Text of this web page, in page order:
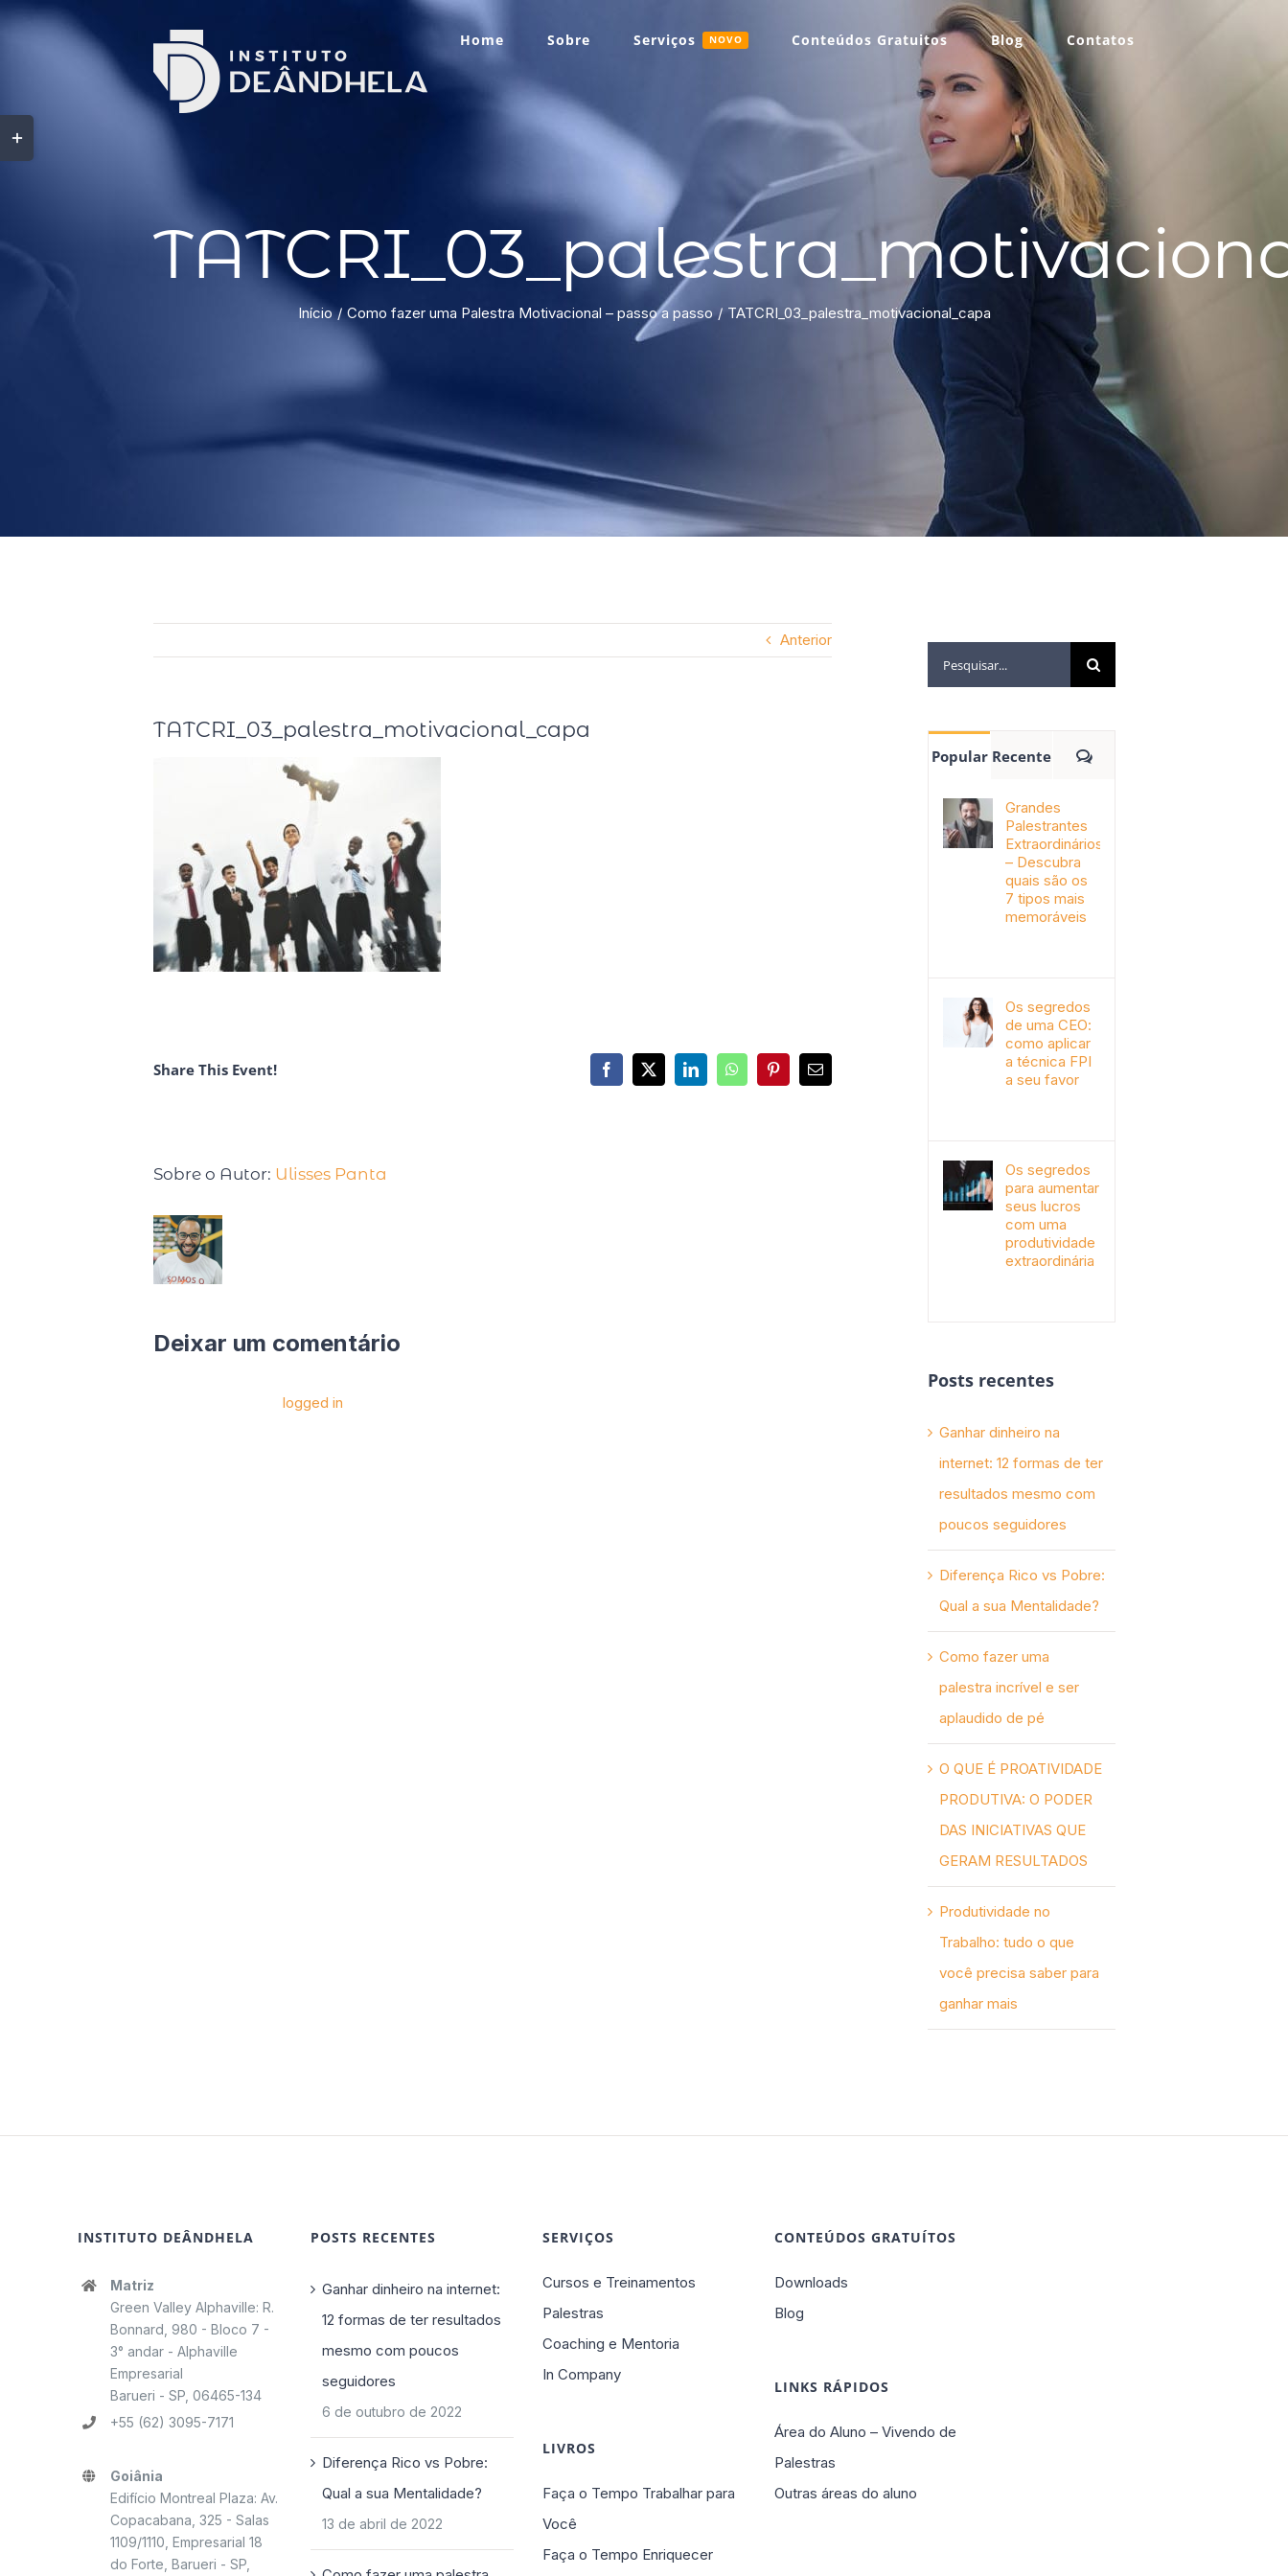
Home Sobre Serviços NOVO Conteúdos Gratuitos Blog Contatos
Início Como fazer uma Palestra Motivacional – passo a passo TATCRI_03_palestra_motivacional_capa
Anterior
TATCRI_03_palestra_motivacional_capa
Share This Event!
Sobre o Autor: Ulisses Panta
Deixar um comentário
logged in
Popular Recente
Grandes
Palestrantes
Extraordinários
– Descubra
quais são os
7 tipos mais
memoráveis
Os segredos
de uma CEO:
como aplicar
a técnica FPI
a seu favor
Os segredos
para aumentar
seus lucros
com uma
produtividade
extraordinária
Posts recentes
Ganhar dinheiro na
internet: 12 formas de ter
resultados mesmo com
poucos seguidores
Diferença Rico vs Pobre:
Qual a sua Mentalidade?
Como fazer uma
palestra incrível e ser
aplaudido de pé
O QUE É PROATIVIDADE
PRODUTIVA: O PODER
DAS INICIATIVAS QUE
GERAM RESULTADOS
Produtividade no
Trabalho: tudo o que
você precisa saber para
ganhar mais
INSTITUTO DEÂNDHELA
Matriz
Green Valley Alphaville: R.
Bonnard, 980 - Bloco 7 -
3° andar - Alphaville
Empresarial
Barueri - SP, 06465-134
+55 (62) 3095-7171
Goiânia
Edifício Montreal Plaza: Av.
Copacabana, 325 - Salas
1109/1110, Empresarial 18
do Forte, Barueri - SP,
POSTS RECENTES
Ganhar dinheiro na internet:
12 formas de ter resultados
mesmo com poucos
seguidores
6 de outubro de 2022
Diferença Rico vs Pobre:
Qual a sua Mentalidade?
13 de abril de 2022
SERVIÇOS
Cursos e Treinamentos
Palestras
Coaching e Mentoria
In Company
LIVROS
Faça o Tempo Trabalhar para
Você
Faça o Tempo Enriquecer
CONTEÚDOS GRATUÍTOS
Downloads
Blog
LINKS RÁPIDOS
Área do Aluno – Vivendo de
Palestras
Outras áreas do aluno